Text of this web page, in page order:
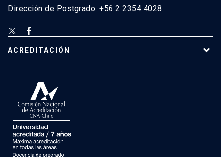
Dirección de Postgrado: +56 2 2354 4028
ACREDITACIÓN